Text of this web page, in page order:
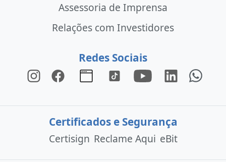
Assessoria de Imprensa
Relações com Investidores
Redes Sociais
Certificados e Segurança
Certisign Reclame Aqui eBit